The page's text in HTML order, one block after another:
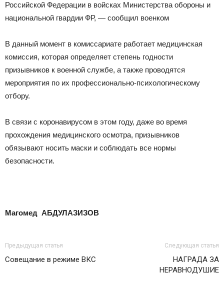
Российской Федерации в войсках Министерства обороны и
национальной гвардии ФР, — сообщил военком
В данный момент в комиссариате работает медицинская
комиссия, которая определяет степень годности
призывников к военной службе, а также проводятся
мероприятия по их профессионально-психологическому
отбору.
В связи с коронавирусом в этом году, даже во время
прохождения медицинского осмотра, призывников
обязывают носить маски и соблюдать все нормы
безопасности.
Магомед АБДУЛАЗИЗОВ
Предыдущая статья
Совещание в режиме ВКС
Следующая статья
НАГРАДА ЗА
НЕРАВНОДУШИЕ